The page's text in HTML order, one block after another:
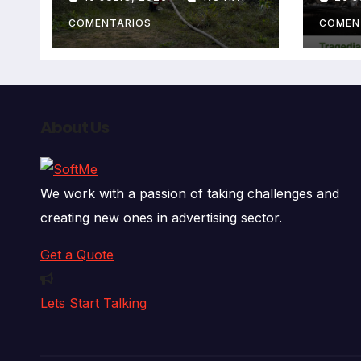
fallecidos y heridos
COMENTARIOS
en
We work with a passion of taking challenges and
creating new ones in advertising sector.
Get a Quote
Lets Start Talking